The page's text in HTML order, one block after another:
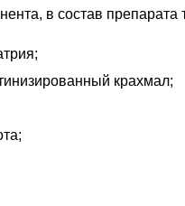
в состав
крахмал;